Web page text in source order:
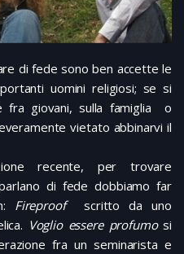
di fede sono ben accette le
uomini religiosi; se si
fra giovani, sulla famiglia o
vietato abbinarvi il
recente, per trovare
di fede dobbiamo far
Fireproof
scritto da uno
Voglio essere profumosi
fra un seminarista e